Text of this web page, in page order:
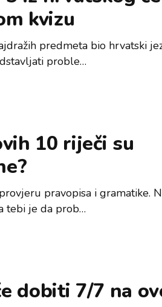
kvizu
predmeta bio hrvatski
proble…
10 riječi su
pravopisa i gramatike.
tebi je da prob…
dobiti 7/7 na